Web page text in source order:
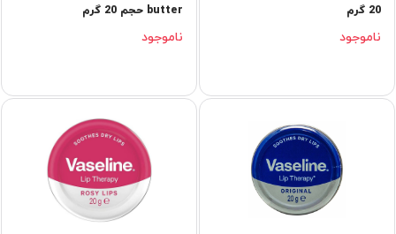
20 گرم
ناموجود
butter حجم 20 گرم
ناموجود